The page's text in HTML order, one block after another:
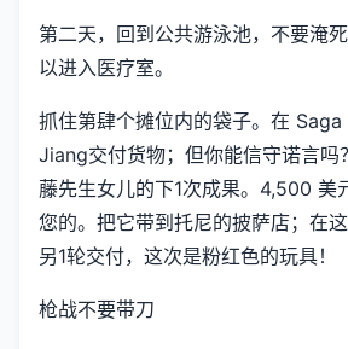
第二天，回到公共游泳池，不要淹
以进入医疗室。
抓住第肆个摊位内的袋子。在 Saga
Jiang交付货物；但你能信守诺言吗
藤先生女儿的下1次成果。4,500 美
您的。把它带到托尼的披萨店；在
另1轮交付，这次是粉红色的玩具！
枪战不要带刀